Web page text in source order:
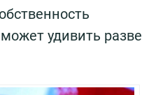
удивить разве